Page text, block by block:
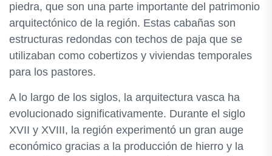
piedra, que son una parte importante del patrimonio
arquitectónico de la región. Estas cabañas son
estructuras redondas con techos de paja que se
utilizaban como cobertizos y viviendas temporales
para los pastores.
A lo largo de los siglos, la arquitectura vasca ha
evolucionado significativamente. Durante el siglo
XVII y XVIII, la región experimentó un gran auge
económico gracias a la producción de hierro y la